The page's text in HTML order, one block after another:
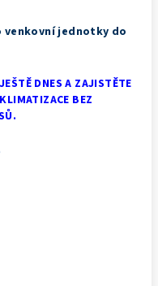
venkovní jednotky do
DNES A ZAJISTĚTE
BEZ